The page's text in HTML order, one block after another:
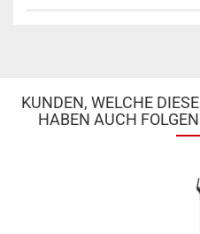
KUNDEN, WELCHE
HABEN AUCH